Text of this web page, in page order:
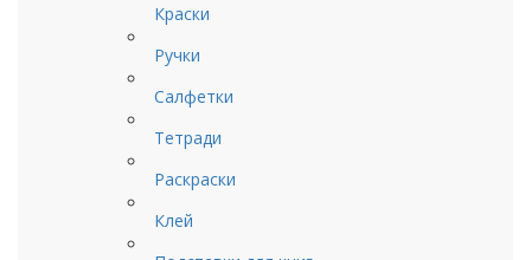
Краски
Ручки
Салфетки
Тетради
Раскраски
Клей